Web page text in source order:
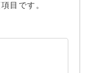
目です。